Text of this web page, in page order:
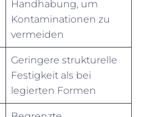
Handhabung, um
Kontaminationen zu
vermeiden
Geringere strukturelle
Festigkeit als bei
legierten Formen